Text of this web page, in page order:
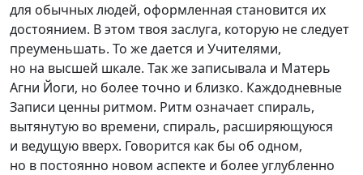
для обычных людей, оформленная становится их
достоянием. В этом твоя заслуга, которую не следует
преуменьшать. То же дается и Учителями,
но на высшей шкале. Так же записывала и Матерь
Агни Йоги, но более точно и близко. Каждодневные
Записи ценны ритмом. Ритм означает спираль,
вытянутую во времени, спираль, расширяющуюся
и ведущую вверх. Говорится как бы об одном,
но в постоянно новом аспекте и более углубленно